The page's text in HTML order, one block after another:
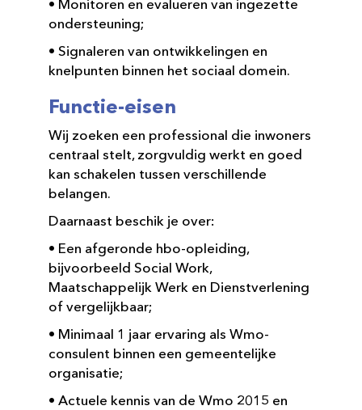
• Monitoren en evalueren van ingezette
ondersteuning;
• Signaleren van ontwikkelingen en
knelpunten binnen het sociaal domein.
Functie-eisen
Wij zoeken een professional die inwoners
centraal stelt, zorgvuldig werkt en goed
kan schakelen tussen verschillende
belangen.
Daarnaast beschik je over:
• Een afgeronde hbo-opleiding,
bijvoorbeeld Social Work,
Maatschappelijk Werk en Dienstverlening
of vergelijkbaar;
• Minimaal 1 jaar ervaring als Wmo-
consulent binnen een gemeentelijke
organisatie;
• Actuele kennis van de Wmo 2015 en